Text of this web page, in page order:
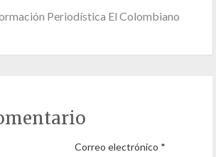
Periodística El Colombiano
Correo electrónico *